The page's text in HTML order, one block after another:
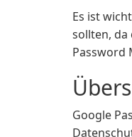
Es ist
sollten, da
Password
Google